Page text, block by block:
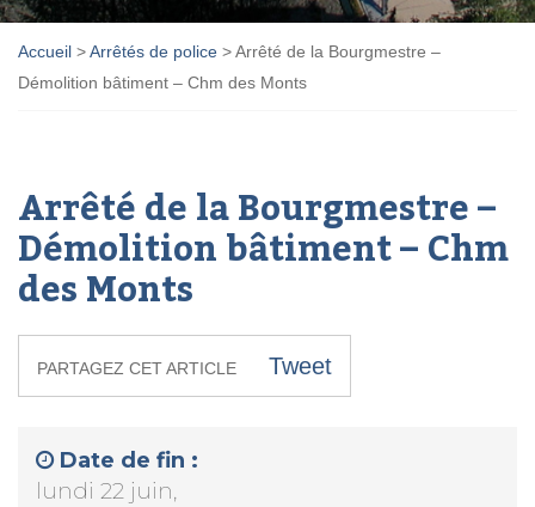
Accueil >Arrêtés de police >Arrêté de la Bourgmestre –
Démolition bâtiment – Chm des Monts
Arrêté de la Bourgmestre –
Démolition bâtiment – Chm
des Monts
PARTAGEZ CET ARTICLE Tweet
Date de fin :
lundi 22 juin,